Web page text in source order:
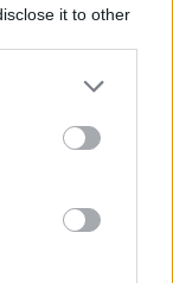
it to other